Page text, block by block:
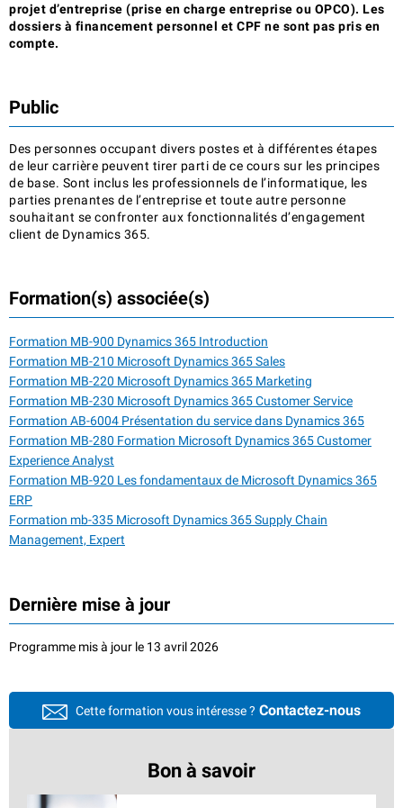
projet d’entreprise (prise en charge entreprise ou OPCO). Les
dossiers à financement personnel et CPF ne sont pas pris en
compte.
Public
Des personnes occupant divers postes et à différentes étapes
de leur carrière peuvent tirer parti de ce cours sur les principes
de base. Sont inclus les professionnels de l’informatique, les
parties prenantes de l’entreprise et toute autre personne
souhaitant se confronter aux fonctionnalités d’engagement
client de Dynamics 365.
Formation(s) associée(s)
Formation MB-900 Dynamics 365 Introduction
Formation MB-210 Microsoft Dynamics 365 Sales
Formation MB-220 Microsoft Dynamics 365 Marketing
Formation MB-230 Microsoft Dynamics 365 Customer Service
Formation AB-6004 Présentation du service dans Dynamics 365
Formation MB-280 Formation Microsoft Dynamics 365 Customer
Experience Analyst
Formation MB-920 Les fondamentaux de Microsoft Dynamics 365
ERP
Formation mb-335 Microsoft Dynamics 365 Supply Chain
Management, Expert
Dernière mise à jour
Programme mis à jour le 13 avril 2026
Cette formation vous intéresse ? Contactez-nous
Bon à savoir